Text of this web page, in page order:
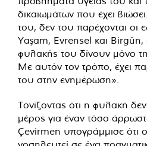
δικαιωμάτων που έχει
του, δεν του παρέχονται οι
Yaşam, Evrensel και Birgün,
φυλακής του δίνουν μόνο
Με αυτόν τον τρόπο, έχει
του στην ενημέρωση».
Τονίζοντας ότι η φυλακή
μέρος για έναν τόσο
Çevirmen υπογράμμισε ότι